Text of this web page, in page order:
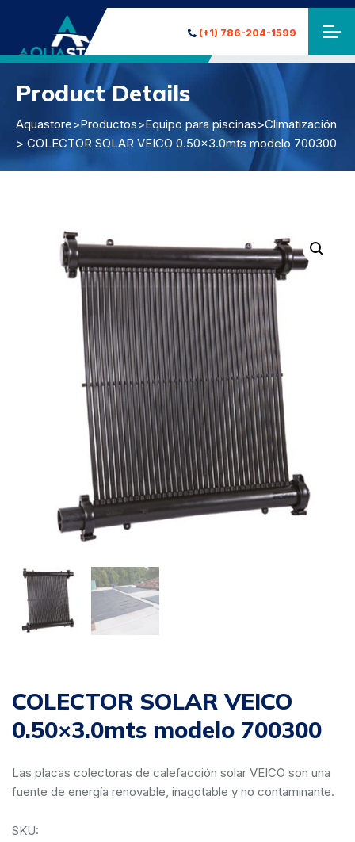
(+1) 786-204-1599
Product Details
Aquastore>Productos>Equipo para piscinas>Climatización
> COLECTOR SOLAR VEICO 0.50×3.0mts modelo 700300
COLECTOR SOLAR VEICO
0.50×3.0mts modelo 700300
Las placas colectoras de calefacción solar VEICO son una
fuente de energía renovable, inagotable y no contaminante.
SKU: